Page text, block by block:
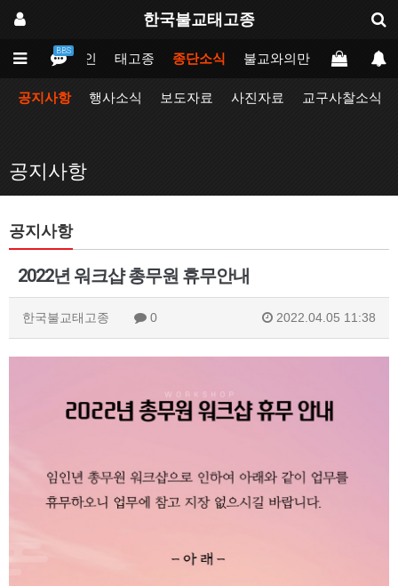
한국불교태고종
BBS
메인 태고종 종단소식 불교와의만남 업무포털
공지사항 행사소식 보도자료 사진자료 교구사찰소식
공지사항
공지사항
2022년 워크샵 총무원 휴무안내
한국불교태고종 0 2022.04.05 11:38